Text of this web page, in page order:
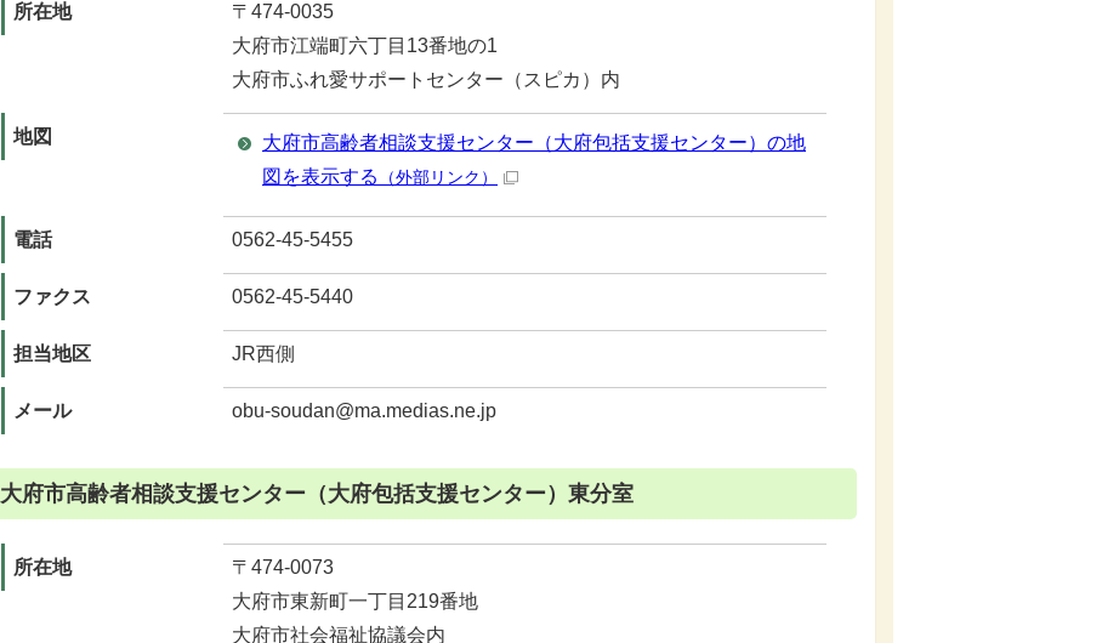
所在地
〒474-0035
大府市江端町六丁目13番地の1
大府市ふれ愛サポートセンター（スピカ）内
地図
大府市高齢者相談支援センター（大府包括支援センター）の地
図を表示する
（外部リンク）
電話 0562-45-5455
ファクス 0562-45-5440
担当地区 JR西側
メール obu-soudan@ma.medias.ne.jp
大府市高齢者相談支援センター（大府包括支援センター）東分室
所在地
〒474-0073
大府市東新町一丁目219番地
大府市社会福祉協議会内